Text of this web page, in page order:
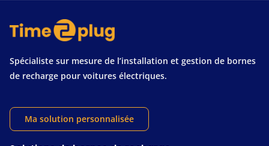
Spécialiste sur mesure de l’installation et gestion de bornes
de recharge pour voitures électriques.
Ma solution personnalisée